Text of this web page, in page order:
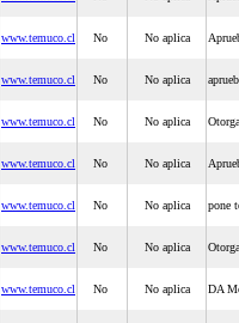
www.temuco.cl No No aplica
www.temuco.cl No No aplica
www.temuco.cl No No aplica
www.temuco.cl No No aplica
www.temuco.cl No No aplica pone
www.temuco.cl No No aplica
www.temuco.cl No No aplica DA